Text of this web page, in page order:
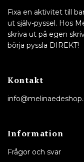
Fixa en aktivitet till
ut själv-pyssel. Hos
skriva ut på egen
börja pyssla DIREKT!
Kontakt
Information
Frågor och svar